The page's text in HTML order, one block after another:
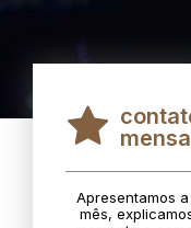
Apresentamos
mês,